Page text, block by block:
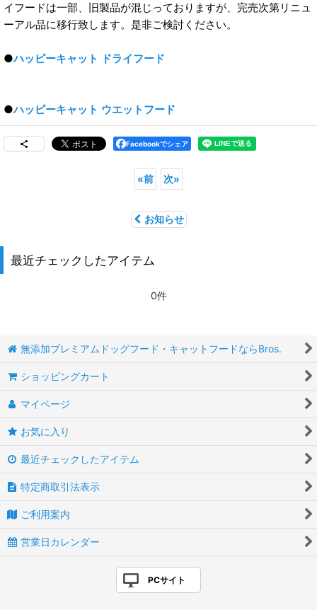
イフードは一部、旧製品が混じっておりますが、完売次第リニュ
ーアル品に移行致します。是非ご検討ください。
●ハッピーキャット ドライフード
●ハッピーキャット ウエットフード
Facebookでシェア
«前 次»
お知らせ
最近チェックしたアイテム
0件
無添加プレミアムドッグフード・キャットフードならBros.
ショッピングカート
マイページ
お気に入り
最近チェックしたアイテム
特定商取引法表示
ご利用案内
営業日カレンダー
PCサイト